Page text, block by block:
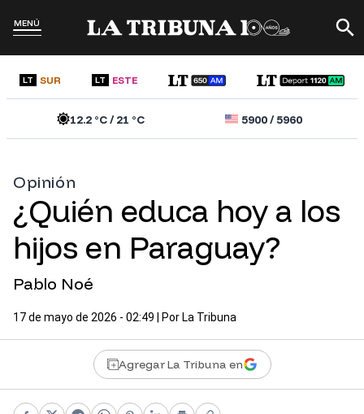
MENÚ
LT SUR LT ESTE
12.2 °C /21 °C 5900/5960
Opinión
¿Quién educa hoy a los
hijos en Paraguay?
Pablo Noé
17 de mayo de 2026 - 02:49 | Por La Tribuna
Agregar La Tribuna en